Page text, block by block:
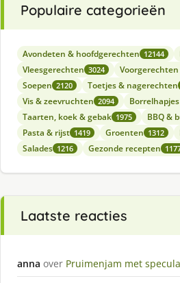
Populaire categorieën
Avondeten & hoofdgerechten 12144
Vleesgerechten 3024
Soepen 2120 Toetjes & nagerechten
Vis & zeevruchten 2094
Taarten, koek & gebak 1975 BBQ &
Pasta & rijst 1419 Groenten 1312
Salades 1216 Gezonde recepten
Laatste reacties
anna over Pruimenjam met